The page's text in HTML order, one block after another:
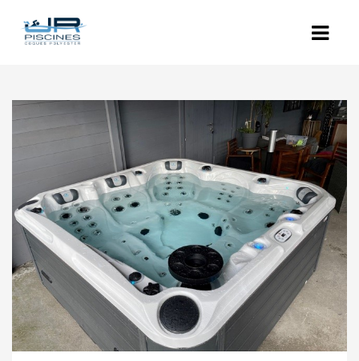
ACCUEIL
L’ENTREPRISE
POLYESTER
COQUES POLYESTER : LES MODÈLES
PISCINES BÉTON
RÉNOVATION
EQUIPEMENTS